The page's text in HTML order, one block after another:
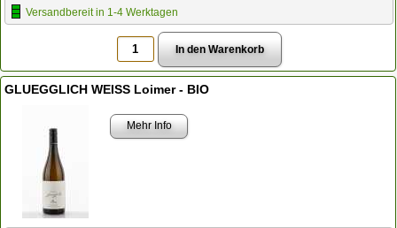
Versandbereit in 1-4 Werktagen
GLUEGGLICH WEISS Loimer - BIO
Mehr Info